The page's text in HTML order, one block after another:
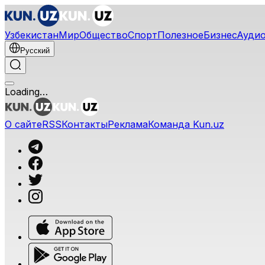
УзбекистанМирОбществоСпортПолезноеБизнес
Русский
Loading…
О сайтеRSSКонтактыРекламаКоманда Kun.uz